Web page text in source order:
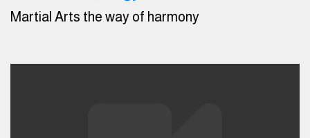
Martial Arts the way of harmony